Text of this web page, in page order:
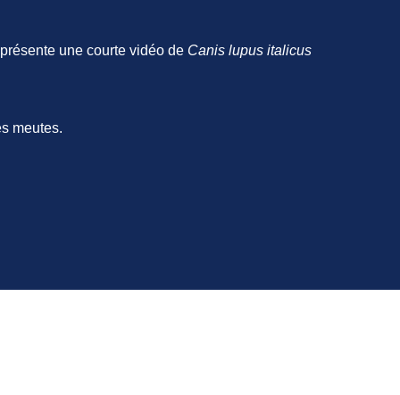
une courte vidéo de Canis lupus italicus
meutes.